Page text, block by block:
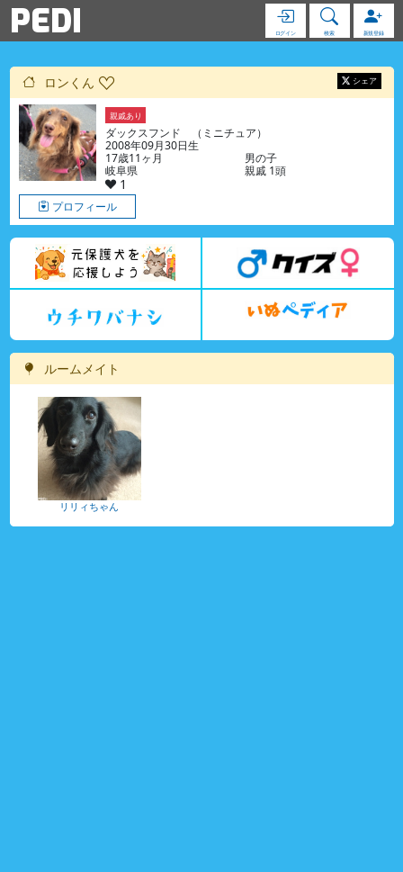
PEDI ログイン 検索 新規登録
ロンくん シェア
親戚あり
ダックスフンド （ミニチュア）
2008年09月30日生
17歳11ヶ月
男の子
岐阜県
親戚 1頭
1
プロフィール
ルームメイト
リリィちゃん